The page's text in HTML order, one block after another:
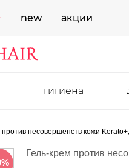
new акции
гигиена
против несовершенств кожи
Гель-крем против